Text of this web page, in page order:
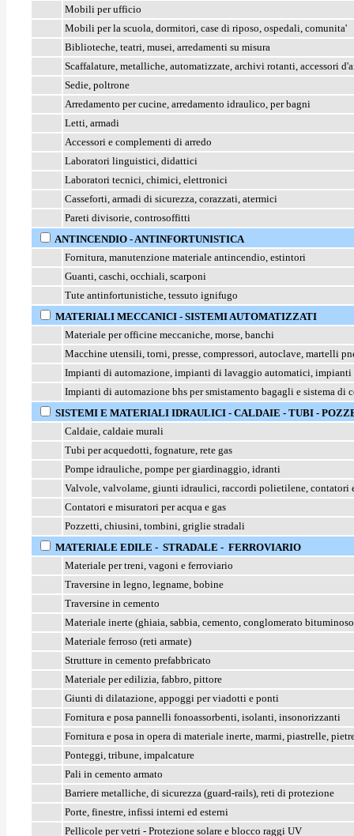
Mobili per ufficio
Mobili per la scuola, dormitori, case di riposo, ospedali, comunita'
Biblioteche, teatri, musei, arredamenti su misura
Scaffalature, metalliche, automatizzate, archivi rotanti, accessori
Sedie, poltrone
Arredamento per cucine, arredamento idraulico, per bagni
Letti, armadi
Accessori e complementi di arredo
Laboratori linguistici, didattici
Laboratori tecnici, chimici, elettronici
Casseforti, armadi di sicurezza, corazzati, atermici
Pareti divisorie, controsoffitti
ANTINCENDIO - ANTINFORTUNISTICA
Fornitura, manutenzione materiale antincendio, estintori
Guanti, caschi, occhiali, scarponi
Tute antinfortunistiche, tessuto ignifugo
MATERIALI MECCANICI - SISTEMI AUTOMATIZZATI
Materiale per officine meccaniche, morse, banchi
Macchine utensili, torni, presse, compressori, autoclave, martelli
Impianti di automazione, impianti di lavaggio automatici, impianti
Impianti di automazione bhs per smistamento bagagli e sistema di
SISTEMI E MATERIALI IDRAULICI - CALDAIE - TUBI -
Caldaie, caldaie murali
Tubi per acquedotti, fognature, rete gas
Pompe idrauliche, pompe per giardinaggio, idranti
Valvole, valvolame, giunti idraulici, raccordi polietilene, contatori
Contatori e misuratori per acqua e gas
Pozzetti, chiusini, tombini, griglie stradali
MATERIALE EDILE - STRADALE - FERROVIARIO
Materiale per treni, vagoni e ferroviario
Traversine in legno, legname, bobine
Traversine in cemento
Materiale inerte (ghiaia, sabbia, cemento, conglomerato
Materiale ferroso (reti armate)
Strutture in cemento prefabbricato
Materiale per edilizia, fabbro, pittore
Giunti di dilatazione, appoggi per viadotti e ponti
Fornitura e posa pannelli fonoassorbenti, isolanti, insonorizzanti
Fornitura e posa in opera di materiale inerte, marmi, piastrelle,
Ponteggi, tribune, impalcature
Pali in cemento armato
Barriere metalliche, di sicurezza (guard-rails), reti di protezione
Porte, finestre, infissi interni ed esterni
Pellicole per vetri - Protezione solare e blocco raggi UV